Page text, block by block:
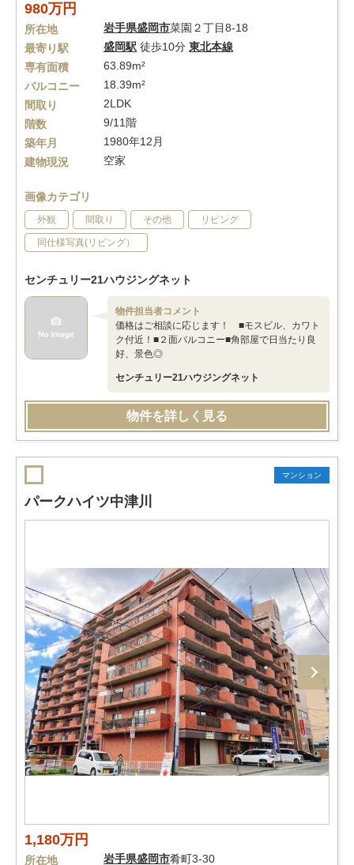
980万円
所在地 岩手県盛岡市菜園２丁目8-18
最寄り駅
盛岡駅 徒歩10分 東北本線
専有面積
63.89m²
バルコニー
18.39m²
間取り
2LDK
階数
9/11階
築年月
1980年12月
建物現況
空家
画像カテゴリ
外観 間取り その他 リビング
同仕様写真(リビング）
センチュリー21ハウジングネット
物件担当者コメント
価格はご相談に応じます！ ■モスビル、カワト
ク付近！■２面バルコニー■角部屋で日当たり良
好、景色◎
センチュリー21ハウジングネット
物件を詳しく見る
マンション
パークハイツ中津川
1,180万円
所在地 岩手県盛岡市肴町3-30